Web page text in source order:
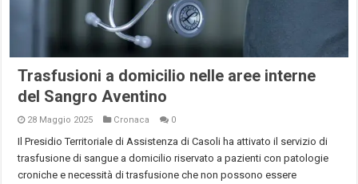
Trasfusioni a domicilio nelle aree interne
del Sangro Aventino
28 Maggio 2025 Cronaca 0
Il Presidio Territoriale di Assistenza di Casoli ha attivato il servizio di
trasfusione di sangue a domicilio riservato a pazienti con patologie
croniche e necessità di trasfusione che non possono essere